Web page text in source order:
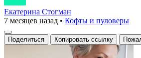
Екатерина Стогман
7 месяцев назад • Кофты и пуловеры
Поделиться Копировать ссылку